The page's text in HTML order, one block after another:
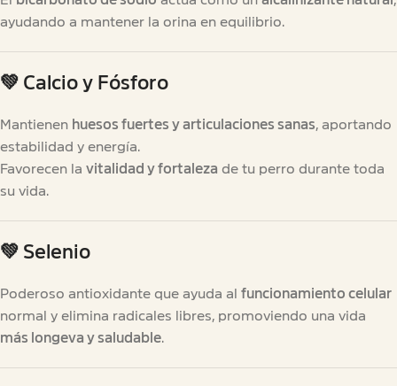
ayudando a mantener la orina en equilibrio.
💚 Calcio y Fósforo
Mantienen huesos fuertes y articulaciones sanas, aportando
estabilidad y energía.
Favorecen la vitalidad y fortaleza de tu perro durante toda
su vida.
💚 Selenio
Poderoso antioxidante que ayuda al funcionamiento celular
normal y elimina radicales libres, promoviendo una vida
más longeva y saludable.